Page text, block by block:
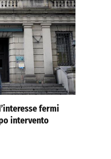
fermi
intervento